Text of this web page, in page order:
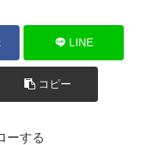
LINE
コピー
ーする